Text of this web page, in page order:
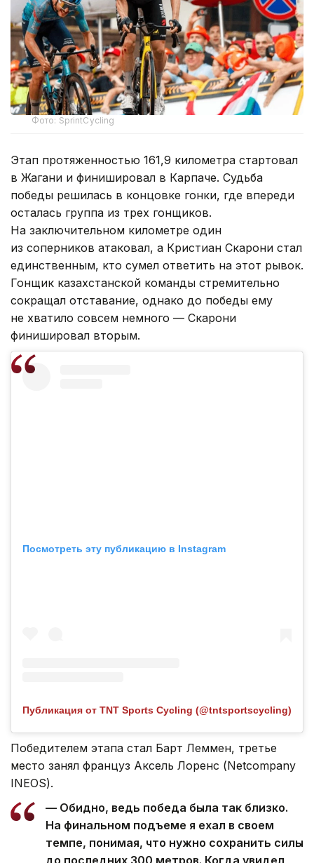
Фото: SprintCycling
Этап протяженностью 161,9 километра стартовал
в Жагани и финишировал в Карпаче. Судьба
победы решилась в концовке гонки, где впереди
осталась группа из трех гонщиков.
На заключительном километре один
из соперников атаковал, а Кристиан Скарони стал
единственным, кто сумел ответить на этот рывок.
Гонщик казахстанской команды стремительно
сокращал отставание, однако до победы ему
не хватило совсем немного — Скарони
финишировал вторым.
Посмотреть эту публикацию в Instagram
Публикация от TNT Sports Cycling (@tntsportscycling)
Победителем этапа стал Барт Леммен, третье
место занял француз Аксель Лоренс (Netcompany
INEOS).
— Обидно, ведь победа была так близко.
На финальном подъеме я ехал в своем
темпе, понимая, что нужно сохранить силы